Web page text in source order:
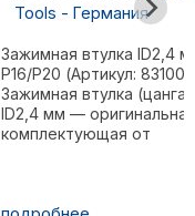
Tools - Германия
Зажимная втулка ID2,4
P16/P20 (Артикул:
Зажимная втулка (цанга)
ID2,4 мм — оригинальная
комплектующая от